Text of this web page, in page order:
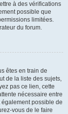
à des vérifications
possible que
limitées.
du forum.
êtes en train de
de la liste des sujets,
pas ce lien, cette
nécessaire entre
également possible de
vous de le faire